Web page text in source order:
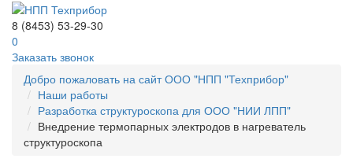
8 (8453) 53-29-30
0
Заказать звонок
Добро пожаловать на сайт ООО "НПП "Техприбор"
Наши работы
Разработка структуроскопа для ООО "НИИ ЛПП"
Внедрение термопарных электродов в нагреватель
структуроскопа